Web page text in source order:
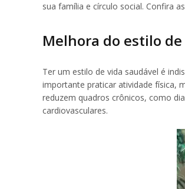
sua família e círculo social. Confira
Melhora do estilo
Ter um estilo de vida saudável é
importante praticar atividade física,
reduzem quadros crônicos, como
cardiovasculares.